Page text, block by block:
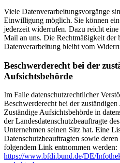
Viele Datenverarbeitungsvorgänge
Einwilligung möglich. Sie können
jederzeit widerrufen. Dazu reicht
Mail an uns. Die Rechtmäßigkeit der
Datenverarbeitung bleibt vom
Beschwerderecht bei der
Aufsichtsbehörde
Im Falle datenschutzrechtlicher
Beschwerderecht bei der
Zuständige Aufsichtsbehörde in
der Landesdatenschutzbeauftragte
Unternehmen seinen Sitz hat. Eine
Datenschutzbeauftragten sowie
folgendem Link entnommen werden:
https://www.bfdi.bund.de/DE/